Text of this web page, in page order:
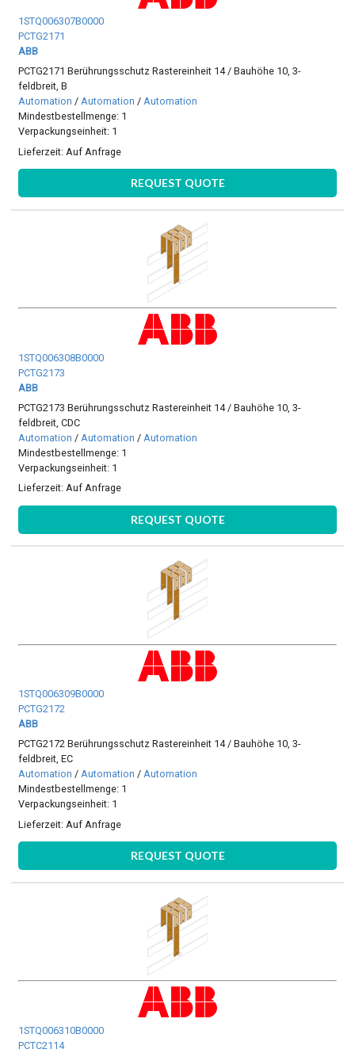
1STQ006307B0000
PCTG2171
ABB
PCTG2171 Berührungsschutz Rastereinheit 14 / Bauhöhe 10, 3-
feldbreit, B
Automation /Automation /Automation
Mindestbestellmenge: 1
Verpackungseinheit: 1
Lieferzeit: Auf Anfrage
REQUEST QUOTE
1STQ006308B0000
PCTG2173
ABB
PCTG2173 Berührungsschutz Rastereinheit 14 / Bauhöhe 10, 3-
feldbreit, CDC
Automation / Automation / Automation
Mindestbestellmenge: 1
Verpackungseinheit: 1
Lieferzeit:Auf Anfrage
REQUEST QUOTE
1STQ006309B0000
PCTG2172
ABB
PCTG2172 Berührungsschutz Rastereinheit 14 / Bauhöhe 10, 3-
feldbreit, EC
Automation /Automation /Automation
Mindestbestellmenge: 1
Verpackungseinheit: 1
Lieferzeit: Auf Anfrage
REQUEST QUOTE
1STQ006310B0000
PCTC2114